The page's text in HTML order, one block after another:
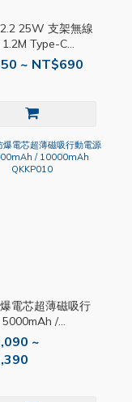
25W 支架無線
Type-C
~ NT$690
電芯超薄磁吸行
/
QKKP010
~